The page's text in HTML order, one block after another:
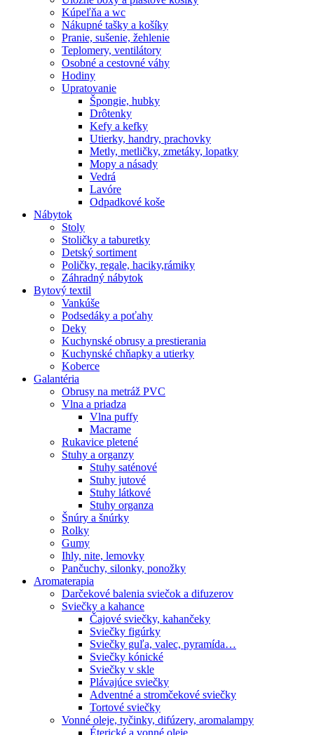
Kúpeľňa a wc
Nákupné tašky a košíky
Pranie, sušenie, žehlenie
Teplomery, ventilátory
Osobné a cestovné váhy
Hodiny
Upratovanie
Špongie, hubky
Drôtenky
Kefy a kefky
Utierky, handry, prachovky
Metly, metličky, zmetáky, lopatky
Mopy a násady
Vedrá
Lavóre
Odpadkové koše
Nábytok
Stoly
Stoličky a taburetky
Detský sortiment
Poličky, regale, haciky,rámiky
Záhradný nábytok
Bytový textil
Vankúše
Podsedáky a poťahy
Deky
Kuchynské obrusy a prestierania
Kuchynské chňapky a utierky
Koberce
Galantéria
Obrusy na metráž PVC
Vlna a priadza
Vlna puffy
Macrame
Rukavice pletené
Stuhy a organzy
Stuhy saténové
Stuhy jutové
Stuhy látkové
Stuhy organza
Šnúry a šnúrky
Rolky
Gumy
Ihly, nite, lemovky
Pančuchy, silonky, ponožky
Aromaterapia
Darčekové balenia sviečok a difuzerov
Sviečky a kahance
Čajové sviečky, kahančeky
Sviečky figúrky
Sviečky guľa, valec, pyramída…
Sviečky kónické
Sviečky v skle
Plávajúce sviečky
Adventné a stromčekové sviečky
Tortové sviečky
Vonné oleje, tyčinky, difúzery, aromalampy
Éterické a vonné oleje